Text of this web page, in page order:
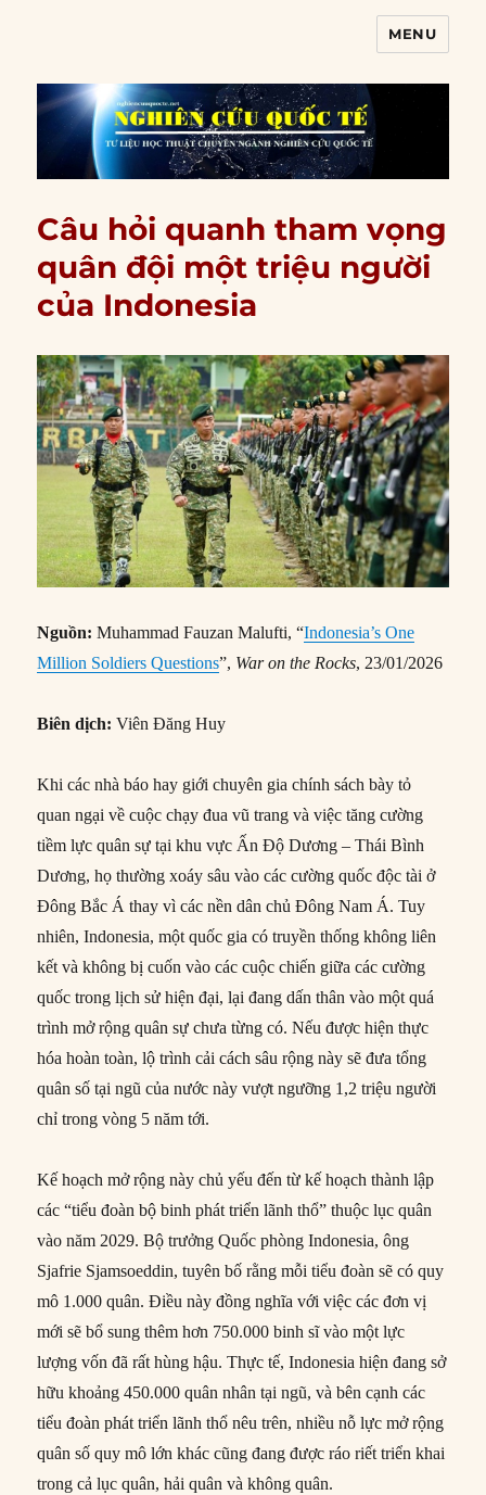
MENU
Câu hỏi quanh tham vọng
quân đội một triệu người
của Indonesia
Nguồn:Muhammad Fauzan Malufti, “Indonesia’s One
Million Soldiers Questions”, War on the Rocks, 23/01/2026
Biên dịch:Viên Đăng Huy
Khi các nhà báo hay giới chuyên gia chính sách bày tỏ
quan ngại về cuộc chạy đua vũ trang và việc tăng cường
tiềm lực quân sự tại khu vực Ấn Độ Dương – Thái Bình
Dương, họ thường xoáy sâu vào các cường quốc độc tài ở
Đông Bắc Á thay vì các nền dân chủ Đông Nam Á. Tuy
nhiên, Indonesia, một quốc gia có truyền thống không liên
kết và không bị cuốn vào các cuộc chiến giữa các cường
quốc trong lịch sử hiện đại, lại đang dấn thân vào một quá
trình mở rộng quân sự chưa từng có. Nếu được hiện thực
hóa hoàn toàn, lộ trình cải cách sâu rộng này sẽ đưa tổng
quân số tại ngũ của nước này vượt ngưỡng 1,2 triệu người
chỉ trong vòng 5 năm tới.
Kế hoạch mở rộng này chủ yếu đến từ kế hoạch thành lập
các “tiểu đoàn bộ binh phát triển lãnh thổ” thuộc lục quân
vào năm 2029. Bộ trưởng Quốc phòng Indonesia, ông
Sjafrie Sjamsoeddin, tuyên bố rằng mỗi tiểu đoàn sẽ có quy
mô 1.000 quân. Điều này đồng nghĩa với việc các đơn vị
mới sẽ bổ sung thêm hơn 750.000 binh sĩ vào một lực
lượng vốn đã rất hùng hậu. Thực tế, Indonesia hiện đang sở
hữu khoảng 450.000 quân nhân tại ngũ, và bên cạnh các
tiểu đoàn phát triển lãnh thổ nêu trên, nhiều nỗ lực mở rộng
quân số quy mô lớn khác cũng đang được ráo riết triển khai
trong cả lục quân, hải quân và không quân.